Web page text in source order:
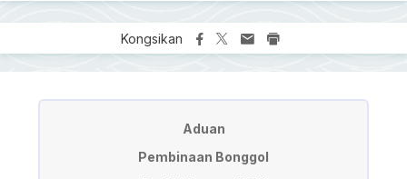
Kongsikan
Aduan
Pembinaan Bonggol